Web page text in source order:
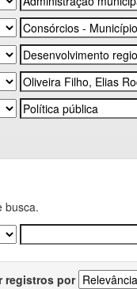
busca.
registros por